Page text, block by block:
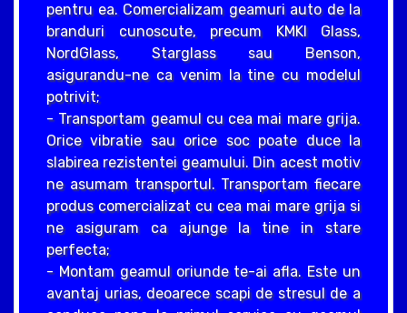
pentru ea. Comercializam geamuri auto de la
branduri cunoscute, precum KMKI Glass,
NordGlass, Starglass sau Benson,
asigurandu-ne ca venim la tine cu modelul
potrivit;
- Transportam geamul cu cea mai mare grija.
Orice vibratie sau orice soc poate duce la
slabirea rezistentei geamului. Din acest motiv
ne asumam transportul. Transportam fiecare
produs comercializat cu cea mai mare grija si
ne asiguram ca ajunge la tine in stare
perfecta;
- Montam geamul oriunde te-ai afla. Este un
avantaj urias, deoarece scapi de stresul de a